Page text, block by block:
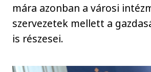
mára azonban a városi
szervezetek mellett a
is részesei.